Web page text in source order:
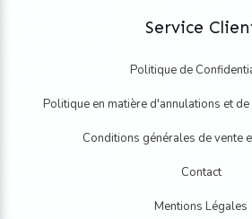
Service
Politique de
Politique en matière d'annulations et
Conditions générales de vente
Contact
Mentions Légales